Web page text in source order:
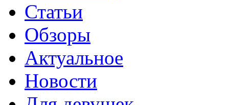
Статьи
Обзоры
Актуальное
Новости